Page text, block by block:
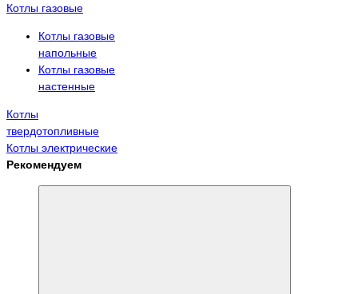
Котлы газовые
Котлы газовые
напольные
Котлы газовые
настенные
Котлы
твердотопливные
Котлы электрические
Рекомендуем